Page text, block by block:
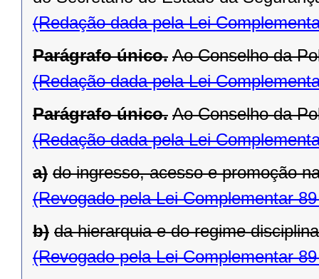
(Redação dada pela Lei
Parágrafo único. Ao Conselho da
(Redação dada pela Lei
Parágrafo único. Ao Conselho da
(Redação dada pela Lei
a) do ingresso, acesso e promoção
(Revogado pela Lei Complementar
b) da hierarquia e do regime
(Revogado pela Lei Complementar